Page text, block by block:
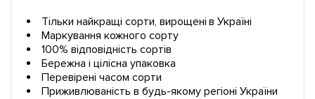
Тільки найкращі сорти, вирощені в Україні
Маркування кожного сорту
100% відповідність сортів
Бережна і цілісна упаковка
Перевірені часом сорти
Приживлюваність в будь-якому регіоні України